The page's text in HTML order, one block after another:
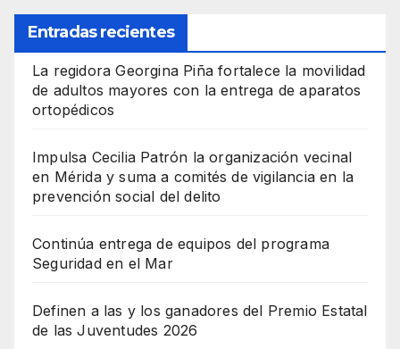
Entradas recientes
La regidora Georgina Piña fortalece la movilidad
de adultos mayores con la entrega de aparatos
ortopédicos
Impulsa Cecilia Patrón la organización vecinal
en Mérida y suma a comités de vigilancia en la
prevención social del delito
Continúa entrega de equipos del programa
Seguridad en el Mar
Definen a las y los ganadores del Premio Estatal
de las Juventudes 2026